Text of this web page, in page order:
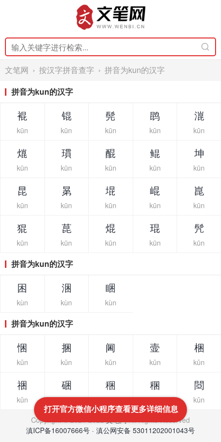
文笔网 › 按汉字拼音查字 › 拼音为kun的汉字
拼音为kun的汉字
裩
kūn
锟
kūn
髡
kūn
鹍
kūn
潉
kūn
熴
kūn
瑻
kūn
醌
kūn
鲲
kūn
坤
kūn
昆
kūn
晜
kūn
堒
kūn
崐
kūn
崑
kūn
猑
kūn
菎
kūn
焜
kūn
琨
kūn
髠
kūn
拼音为kun的汉字
困
kùn
涃
kùn
睏
kùn
拼音为kun的汉字
悃
kǔn
捆
kǔn
阃
kǔn
壸
kǔn
梱
kǔn
祵
kǔn
硱
kǔn
稇
kǔn
稛
kǔn
閸
kǔn
Copyright © 2021-2022文笔网All Rights Reserved
滇ICP备16007666号 - 滇公网安备 53011202001043号
打开官方微信小程序查看更多详细信息